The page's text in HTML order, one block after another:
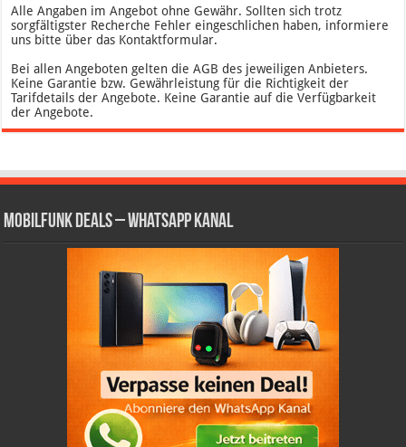
Alle Angaben im Angebot ohne Gewähr. Sollten sich trotz
sorgfältigster Recherche Fehler eingeschlichen haben, informiere
uns bitte über das Kontaktformular.
Bei allen Angeboten gelten die AGB des jeweiligen Anbieters.
Keine Garantie bzw. Gewährleistung für die Richtigkeit der
Tarifdetails der Angebote. Keine Garantie auf die Verfügbarkeit
der Angebote.
Mobilfunk Deals – WhatsApp Kanal